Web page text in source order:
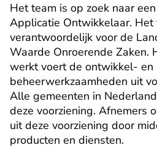
Het team is op zoek naar
Applicatie Ontwikkelaar. Het
verantwoordelijk voor de
Waarde Onroerende Zaken.
werkt voert de ontwikkel- en
beheerwerkzaamheden uit
Alle gemeenten in
deze voorziening. Afnemers
uit deze voorziening door
producten en diensten.